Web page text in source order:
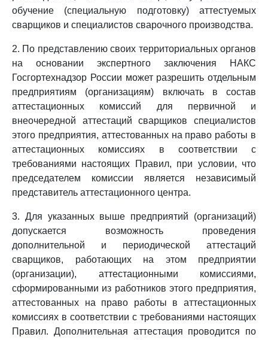
обучение (специальную подготовку) аттестуемых
сварщиков и специалистов сварочного производства.
2. По представлению своих территориальных органов
на основании экспертного заключения НАКС
Госгортехнадзор России может разрешить отдельным
предприятиям (организациям) включать в состав
аттестационных комиссий для первичной и
внеочередной аттестаций сварщиков специалистов
этого предприятия, аттестованных на право работы в
аттестационных комиссиях в соответствии с
требованиями настоящих Правил, при условии, что
председателем комиссии является независимый
представитель аттестационного центра.
3. Для указанных выше предприятий (организаций)
допускается возможность проведения
дополнительной и периодической аттестаций
сварщиков, работающих на этом предприятии
(организации), аттестационными комиссиями,
сформированными из работников этого предприятия,
аттестованных на право работы в аттестационных
комиссиях в соответствии с требованиями настоящих
Правил. Дополнительная аттестация проводится по